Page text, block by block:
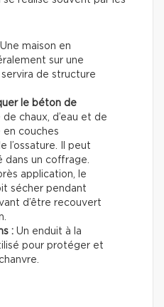
Une maison en
sur une
de structure
le béton de
de chaux, d’eau et de
en couches
l’ossature. Il peut
un coffrage.
application, le
sécher pendant
d’être recouvert
: Un enduit à la
pour protéger et